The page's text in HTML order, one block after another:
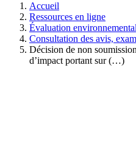
Accueil
Ressources en ligne
Évaluation
Consultation des avis,
Décision de non
d’impact portant sur (…)